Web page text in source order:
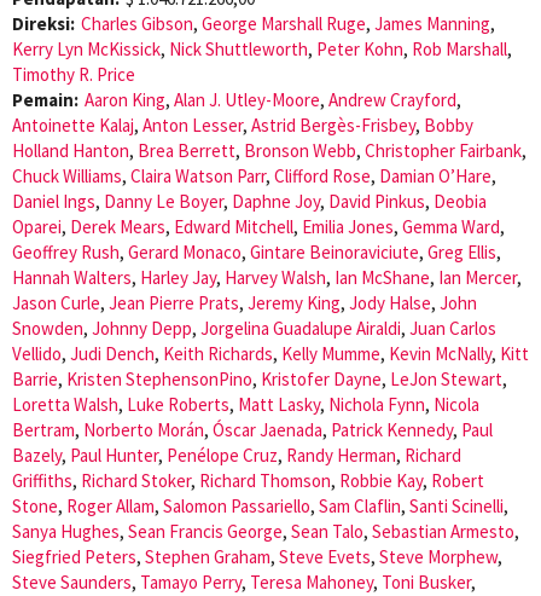
Direksi: Charles Gibson, George Marshall Ruge, James Manning,
Kerry Lyn McKissick, Nick Shuttleworth, Peter Kohn, Rob Marshall,
Timothy R. Price
Pemain: Aaron King, Alan J. Utley-Moore, Andrew Crayford,
Antoinette Kalaj, Anton Lesser, Astrid Bergès-Frisbey, Bobby
Holland Hanton, Brea Berrett, Bronson Webb, Christopher Fairbank,
Chuck Williams, Claira Watson Parr, Clifford Rose, Damian O’Hare,
Daniel Ings, Danny Le Boyer, Daphne Joy, David Pinkus, Deobia
Oparei, Derek Mears, Edward Mitchell, Emilia Jones, Gemma Ward,
Geoffrey Rush, Gerard Monaco, Gintare Beinoraviciute, Greg Ellis,
Hannah Walters, Harley Jay, Harvey Walsh, Ian McShane, Ian Mercer,
Jason Curle, Jean Pierre Prats, Jeremy King, Jody Halse, John
Snowden, Johnny Depp, Jorgelina Guadalupe Airaldi, Juan Carlos
Vellido, Judi Dench, Keith Richards, Kelly Mumme, Kevin McNally, Kitt
Barrie, Kristen StephensonPino, Kristofer Dayne, LeJon Stewart,
Loretta Walsh, Luke Roberts, Matt Lasky, Nichola Fynn, Nicola
Bertram, Norberto Morán, Óscar Jaenada, Patrick Kennedy, Paul
Bazely, Paul Hunter, Penélope Cruz, Randy Herman, Richard
Griffiths, Richard Stoker, Richard Thomson, Robbie Kay, Robert
Stone, Roger Allam, Salomon Passariello, Sam Claflin, Santi Scinelli,
Sanya Hughes, Sean Francis George, Sean Talo, Sebastian Armesto,
Siegfried Peters, Stephen Graham, Steve Evets, Steve Morphew,
Steve Saunders, Tamayo Perry, Teresa Mahoney, Toni Busker,